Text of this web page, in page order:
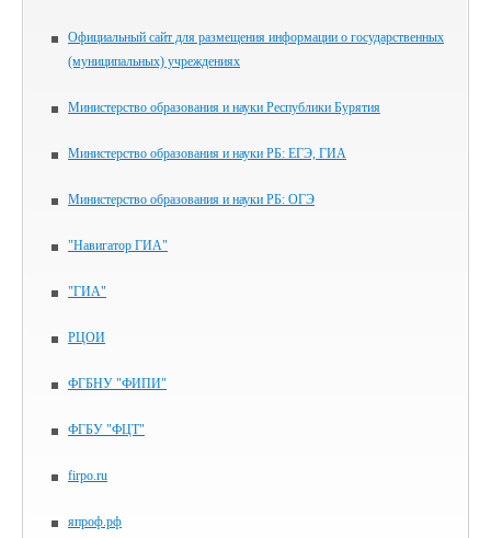
Официальный сайт для размещения информации о государственных
(муниципальных) учреждениях
Министерство образования и науки Республики Бурятия
Министерство образования и науки РБ: ЕГЭ, ГИА
Министерство образования и науки РБ: ОГЭ
"Навигатор ГИА"
"ГИА"
РЦОИ
ФГБНУ "ФИПИ"
ФГБУ "ФЦТ"
firpo.ru
япроф.рф